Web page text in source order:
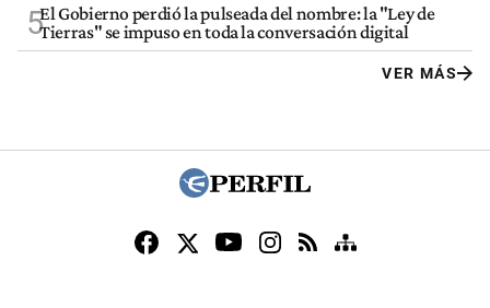
5El Gobierno perdió la pulseada del nombre: la "Ley de
Tierras" se impuso en toda la conversación digital
VER MÁS